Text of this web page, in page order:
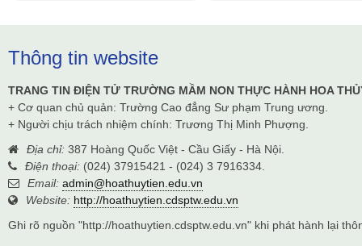
Thông tin website
TRANG TIN ĐIỆN TỬ TRƯỜNG MẦM NON THỰC HÀNH HOA
+ Cơ quan chủ quản: Trường Cao đẳng Sư phạm Trung ương.
+ Người chịu trách nhiệm chính: Trương Thị Minh Phượng.
Địa chỉ: 387 Hoàng Quốc Việt - Cầu Giấy - Hà Nội.
Điện thoại: (024) 37915421 - (024) 3 7916334.
Email: admin@hoathuytien.edu.vn
Website: http://hoathuytien.cdsptw.edu.vn
Ghi rõ nguồn "http://hoathuytien.cdsptw.edu.vn" khi phát hành lại